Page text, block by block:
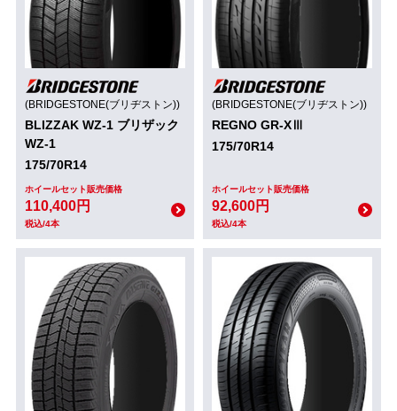
(BRIDGESTONE(ブリヂストン))
BLIZZAK WZ-1 ブリザック
WZ-1
175/70R14
ホイールセット販売価格
110,400円
税込/4本
(BRIDGESTONE(ブリヂストン))
REGNO GR-XⅢ
175/70R14
ホイールセット販売価格
92,600円
税込/4本